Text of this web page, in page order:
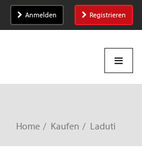
Anmelden Registrieren
Home Kaufen Laduti